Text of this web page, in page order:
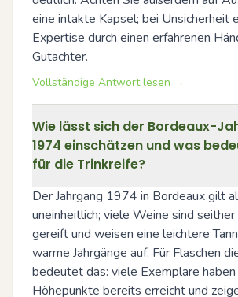
eine intakte Kapsel; bei Unsicherheit
Expertise durch einen erfahrenen
Gutachter.
Vollständige Antwort lesen →
Wie lässt sich der Bordeaux-
1974 einschätzen und was
für die Trinkreife?
Der Jahrgang 1974 in Bordeaux gilt
uneinheitlich; viele Weine sind seither
gereift und weisen eine leichtere
warme Jahrgänge auf. Für Flaschen
bedeutet das: viele Exemplare haben
Höhepunkte bereits erreicht und